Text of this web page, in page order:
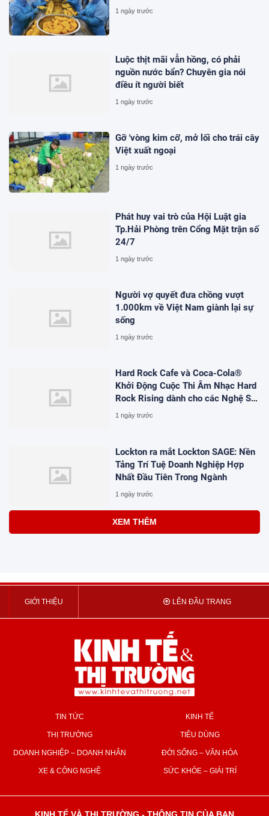
1 ngày trước
Luộc thịt mãi vẫn hồng, có phải
nguồn nước bẩn? Chuyên gia nói
điều ít người biết
1 ngày trước
Gỡ 'vòng kim cô', mở lối cho trái cây
Việt xuất ngoại
1 ngày trước
Phát huy vai trò của Hội Luật gia
Tp.Hải Phòng trên Cổng Mặt trận số
24/7
1 ngày trước
Người vợ quyết đưa chồng vượt
1.000km về Việt Nam giành lại sự
sống
1 ngày trước
Hard Rock Cafe và Coca-Cola®
Khởi Động Cuộc Thi Âm Nhạc Hard
Rock Rising dành cho các Nghệ Sĩ
Trẻ Triển Vọng
1 ngày trước
Lockton ra mắt Lockton SAGE: Nền
Tảng Trí Tuệ Doanh Nghiệp Hợp
Nhất Đầu Tiên Trong Ngành
1 ngày trước
XEM THÊM
GIỚI THIỆU LÊN ĐẦU TRANG
TIN TỨC KINH TẾ
THỊ TRƯỜNG TIÊU DÙNG
DOANH NGHIỆP – DOANH NHÂN ĐỜI SỐNG – VĂN HÓA
XE & CÔNG NGHỆ SỨC KHỎE – GIẢI TRÍ
KINH TẾ VÀ THỊ TRƯỜNG - THÔNG TIN CỦA BẠN